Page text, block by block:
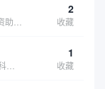
2
收藏
1
收藏